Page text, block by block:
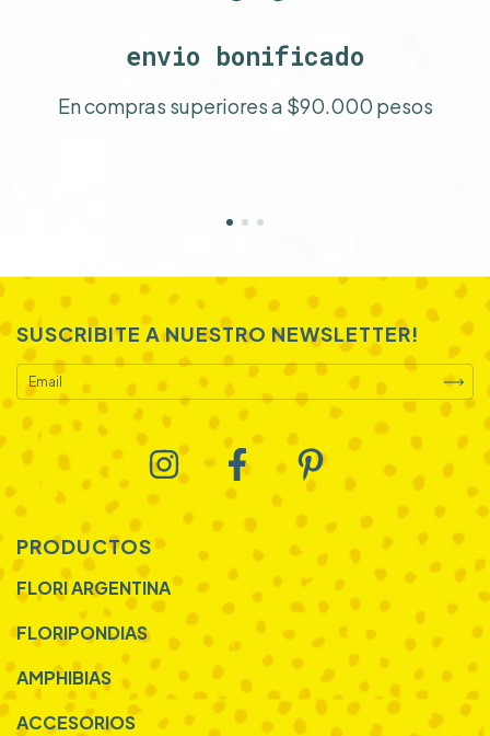
envio bonificado
En compras superiores a $90.000 pesos
SUSCRIBITE A NUESTRO NEWSLETTER!
PRODUCTOS
FLORI ARGENTINA
FLORIPONDIAS
AMPHIBIAS
ACCESORIOS